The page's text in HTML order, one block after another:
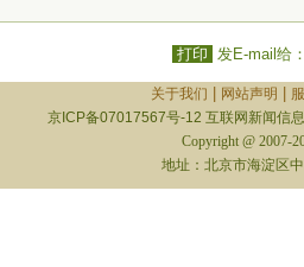
打印 发E-mail给
关于我们 网站声明
京ICP备07017567号-12 互联网新闻信
Copyright @ 2007-
地址：北京市海淀区